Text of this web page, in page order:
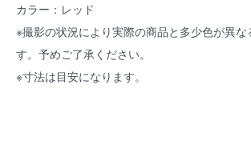
カラー：レッド
※撮影の状況により実際の商品と多少色が異な
す。予めご了承ください。
※寸法は目安になります。